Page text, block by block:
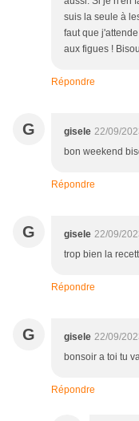
suis la seule à
faut que
aux figues !
Répondre
G gisele 22/09/
bon weekend
Répondre
G gisele 22/09/
trop bien la
Répondre
G gisele 22/09/
bonsoir a toi tu
Répondre